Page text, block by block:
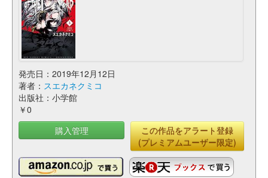
発売日：2019年12月12日
著者： スエカネクミコ
出版社：小学館
￥0
購入管理
この作品をアラート登録
(プレミアムユーザー限定)